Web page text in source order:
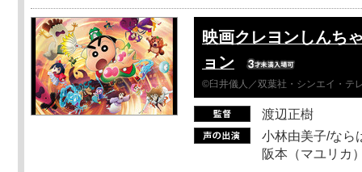
映画クレヨンしんち
ョン
©臼井儀人／双葉社・シンエイ・テ
渡辺正樹
小林由美子/なら
阪本（マユリカ